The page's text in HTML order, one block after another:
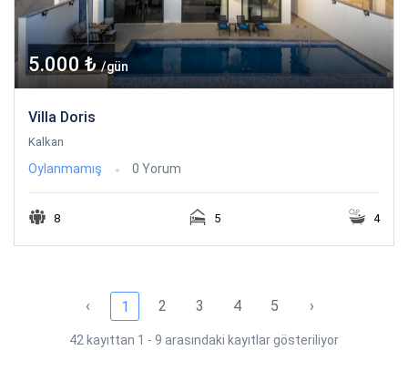
5.000 ₺/gün
Villa Doris
Kalkan
Oylanmamış 0 Yorum
8 5 4
‹ 1 2 3 4 5 ›
42 kayıttan 1 - 9 arasındaki kayıtlar gösteriliyor